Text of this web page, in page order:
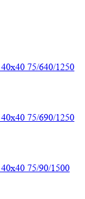
75/640/1250
75/690/1250
75/90/1500